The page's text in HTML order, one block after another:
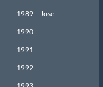
1989 Jose
1990
1991
1992